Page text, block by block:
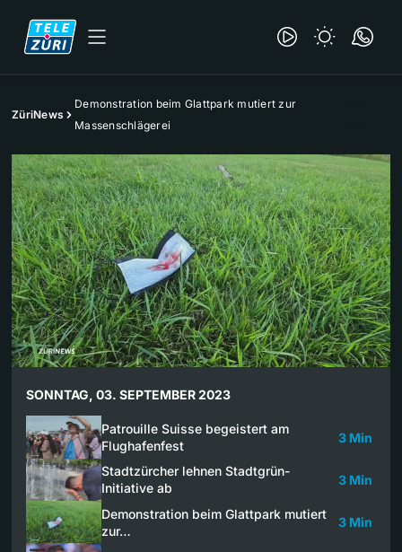
ZüriNews
Demonstration beim Glattpark mutiert zur
Massenschlägerei
SONNTAG, 03. SEPTEMBER 2023
Patrouille Suisse begeistert am
Flughafenfest
3 Min
Stadtzürcher lehnen Stadtgrün-
Initiative ab
3 Min
Demonstration beim Glattpark mutiert
zur…
3 Min